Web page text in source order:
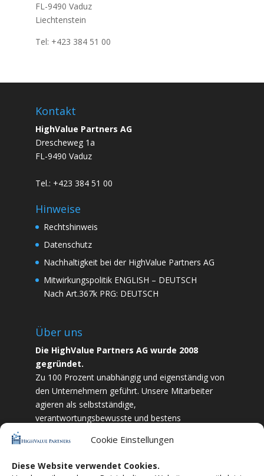
Cookie Einstellungen
Diese Website verwendet Cookies.
FL-9490 Vaduz
Liechtenstein
Tel: +423 384 51 00
Kontakt
HighValue Partners AG
Drescheweg 1a
FL-9490 Vaduz
Tel.: +423 384 51 00
Hinweise
Rechtshinweis
Datenschutz
Nachhaltigkeit bei der HighValue Partners AG
Mitwirkungspolitik ENGLISH – DEUTSCH
Nach Art.367k PRG: DEUTSCH
Über uns
Die HighValue Partners AG wurde 2008
gegründet.
Zu 100 Prozent unabhängig und eigenständig von
den Unternehmern geführt. Unsere Mitarbeiter
agieren als selbstständige,
verantwortungsbewusste und bestens
und Zielstrebigkeit sind wir bestrebt das